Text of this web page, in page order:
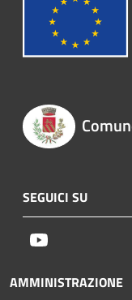
SEGUICI SU
AMMINISTRAZIONE